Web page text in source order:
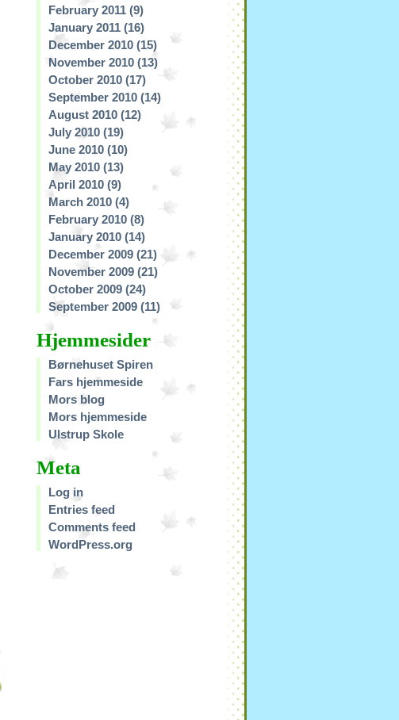
February 2011 (9)
January 2011 (16)
December 2010 (15)
November 2010 (13)
October 2010 (17)
September 2010 (14)
August 2010 (12)
July 2010 (19)
June 2010 (10)
May 2010 (13)
April 2010 (9)
March 2010 (4)
February 2010 (8)
January 2010 (14)
December 2009 (21)
November 2009 (21)
October 2009 (24)
September 2009 (11)
Hjemmesider
Børnehuset Spiren
Fars hjemmeside
Mors blog
Mors hjemmeside
Ulstrup Skole
Meta
Log in
Entries feed
Comments feed
WordPress.org